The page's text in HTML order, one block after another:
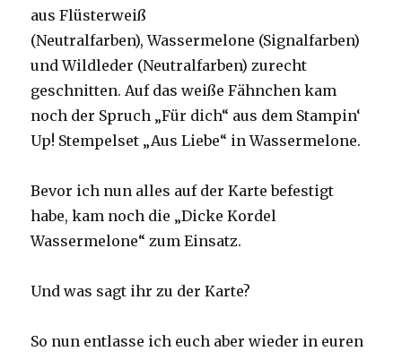
aus Flüsterweiß
(Neutralfarben), Wassermelone (Signalfarben)
und Wildleder (Neutralfarben) zurecht
geschnitten. Auf das weiße Fähnchen kam
noch der Spruch „Für dich“ aus dem Stampin‘
Up! Stempelset „Aus Liebe“ in Wassermelone.
Bevor ich nun alles auf der Karte befestigt
habe, kam noch die „Dicke Kordel
Wassermelone“ zum Einsatz.
Und was sagt ihr zu der Karte?
So nun entlasse ich euch aber wieder in euren